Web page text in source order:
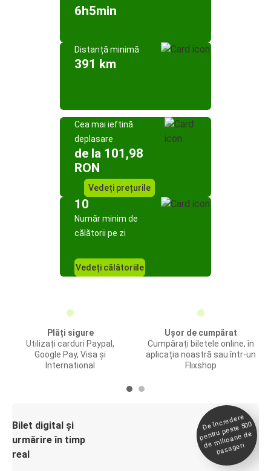
6h5min
Distanță minimă
391 km
Cea mai ieftină
deplasare
de la 101,98
RON
Vedeți prețurile
10
Număr minim de
călătorii pe zi
Vedeți călătoriile
Plăți sigure
Utilizați carduri Paypal,
Google Pay, Visa și
International
Ușor de cumpărat
Cumpărați biletele online, în
aplicația noastră sau într-un
Flixshop
Bilet digital și
urmărire în timp
real
De încredere
pentru peste 500
de
milioane de
pasageri